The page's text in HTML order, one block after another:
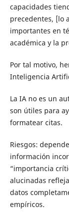
capacidades
precedentes, [lo
importantes en
académica y la
Por tal motivo,
Inteligencia
La IA no es un
son útiles para
formatear citas.
Riesgos:
información
“importancia
alucinadas
datos
empíricos.